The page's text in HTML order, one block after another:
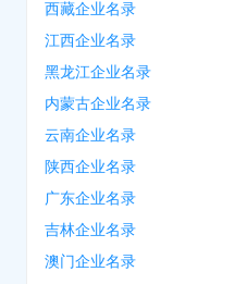
西藏企业名录
江西企业名录
黑龙江企业名录
内蒙古企业名录
云南企业名录
陕西企业名录
广东企业名录
吉林企业名录
澳门企业名录